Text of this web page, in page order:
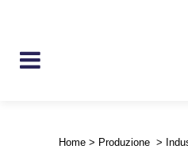
Home > Produzione >